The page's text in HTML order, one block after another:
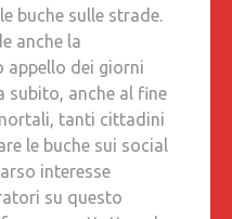
buche sulle strade.
anche la
appello dei giorni
subito, anche al fine
tanti cittadini
le buche sui social
interesse
su questo